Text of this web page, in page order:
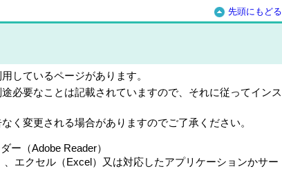
先頭にもどる
しているページがあります。
必要なことは記載されていますので、それに従ってインス
く変更される場合がありますのでご了承ください。
ー（Adobe Reader）
エクセル（Excel）又は対応したアプリケーションかサー